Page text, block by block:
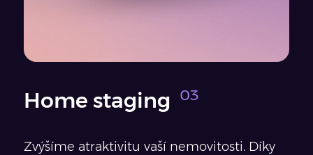
Home staging
Zvýšíme atraktivitu vaší nemovitosti. Díky